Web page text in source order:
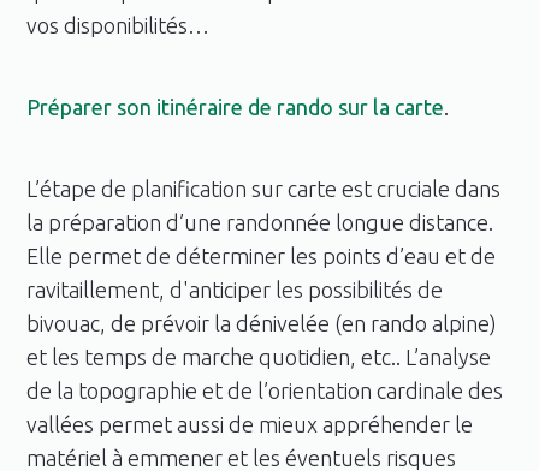
vos disponibilités…
Préparer son itinéraire de rando sur la carte.
L’étape de planification sur carte est cruciale dans
la préparation d’une randonnée longue distance.
Elle permet de déterminer les points d’eau et de
ravitaillement, d'anticiper les possibilités de
bivouac, de prévoir la dénivelée (en rando alpine)
et les temps de marche quotidien, etc.. L’analyse
de la topographie et de l’orientation cardinale des
vallées permet aussi de mieux appréhender le
matériel à emmener et les éventuels risques